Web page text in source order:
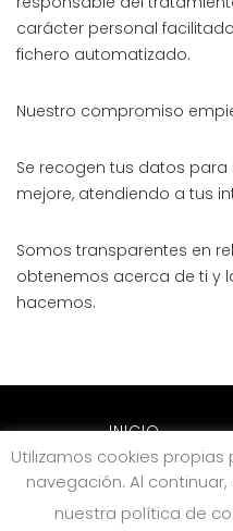
carácter personal
fichero automatizado.
Nuestro compromiso
Se recogen tus datos
mejore, atendiendo a tus
Somos transparentes en
obtenemos acerca de ti y
hacemos.
INICIO
ARCHIVO
Utilizamos cookies
navegación. Al
nuestra política de